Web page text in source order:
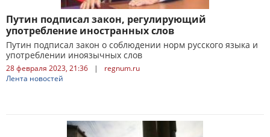
Путин подписал закон, регулирующий
употребление иностранных слов
Путин подписал закон о соблюдении норм русского языка и
употреблении иноязычных слов
28 февраля 2023, 21:36 |
regnum.ru
Лента новостей